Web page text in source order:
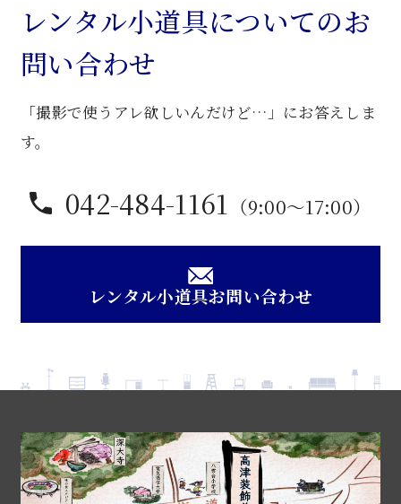
レンタル小道具についてのお
問い合わせ
「撮影で使うアレ欲しいんだけど…」にお答えしま
す。
042-484-1161 （9:00〜17:00）
レンタル小道具お問い合わせ